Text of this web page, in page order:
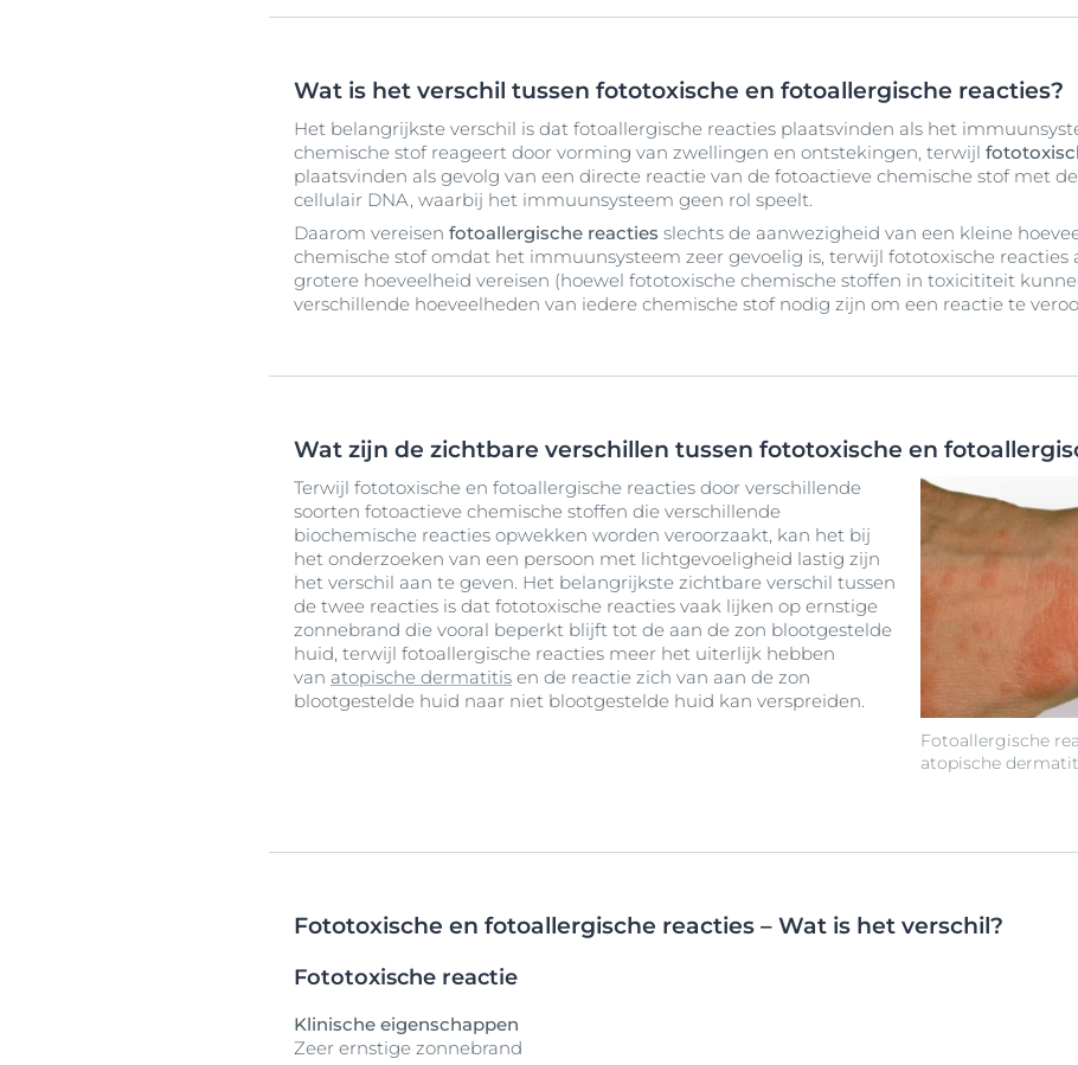
Wat is het verschil tussen fototoxische en fotoallergische reacties?
Het belangrijkste verschil is dat fotoallergische reacties plaatsvinden als het
chemische stof reageert door vorming van zwellingen en ontstekingen, terwijl
plaatsvinden als gevolg van een directe reactie van de fotoactieve chemische stof met
cellulair DNA, waarbij het immuunsysteem geen rol speelt.
Daarom vereisen fotoallergische reacties slechts de aanwezigheid van een kleine
chemische stof omdat het immuunsysteem zeer gevoelig is, terwijl fototoxische reacties
grotere hoeveelheid vereisen (hoewel fototoxische chemische stoffen in toxicititeit
verschillende hoeveelheden van iedere chemische stof nodig zijn om een reactie te
Wat zijn de zichtbare verschillen tussen fototoxische en
Fotoallergische
atopische
Terwijl fototoxische en fotoallergische reacties door verschillende
soorten fotoactieve chemische stoffen die verschillende
biochemische reacties opwekken worden veroorzaakt, kan het bij
het onderzoeken van een persoon met lichtgevoeligheid lastig zijn
het verschil aan te geven. Het belangrijkste zichtbare verschil tussen
de twee reacties is dat fototoxische reacties vaak lijken op ernstige
zonnebrand die vooral beperkt blijft tot de aan de zon blootgestelde
huid, terwijl fotoallergische reacties meer het uiterlijk hebben
van atopische dermatitis en de reactie zich van aan de zon
blootgestelde huid naar niet blootgestelde huid kan verspreiden.
Fototoxische en fotoallergische reacties – Wat is het verschil?
Fototoxische reactie
Klinische eigenschappen
Zeer ernstige zonnebrand